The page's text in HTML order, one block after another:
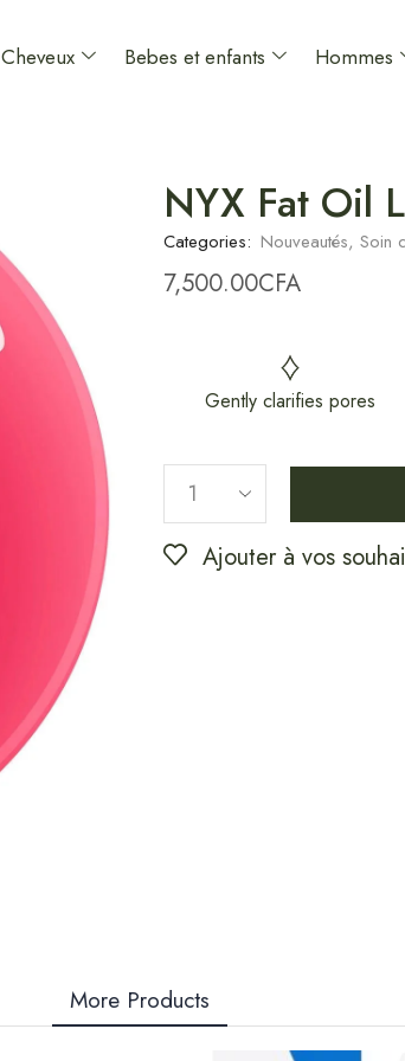
Cheveux Bebes et enfants Hommes
NYX Fat Oil
Categories: Nouveautés, Soin
7,500.00CFA
Gently clarifies pores
Ajouter à vos
More Products